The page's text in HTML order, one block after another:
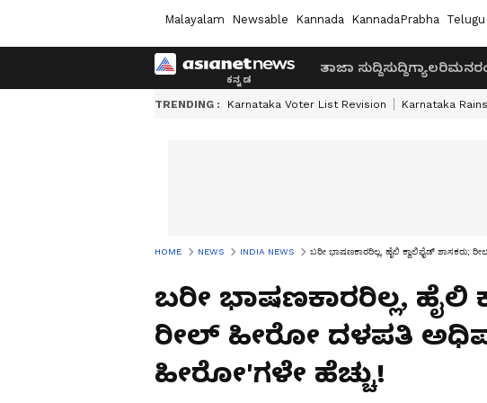
Malayalam Newsable Kannada KannadaPrabha Telugu
ತಾಜಾ ಸುದ್ದಿಸುದ್ದಿಗ್ಯಾಲರಿ
TRENDING : Karnataka Voter List Revision Karnataka Rains
HOME NEWS INDIA NEWS ಬರೀ ಭಾಷಣಕಾರರಿಲ್ಲ, ಹೈಲಿ ಕ್ವಾಲಿಫೈಡ್
ಬರೀ ಭಾಷಣಕಾರರಿಲ್ಲ, ಹೈಲಿ
ರೀಲ್ ಹೀರೋ ದಳಪತಿ
ಹೀರೋ'ಗಳೇ ಹೆಚ್ಚು!